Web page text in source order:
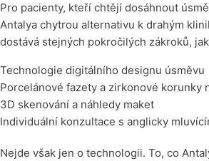
Pro pacienty, kteří chtějí dosáhnout
Antalya chytrou alternativu k drahým
dostává stejných pokročilých zákroků,
Technologie digitálního designu úsměvu
Porcelánové fazety a zirkonové korunky
3D skenování a náhledy maket
Individuální konzultace s anglicky
Nejde však jen o technologii. To, co